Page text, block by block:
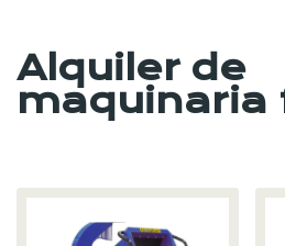
Alquiler de
maquinaria